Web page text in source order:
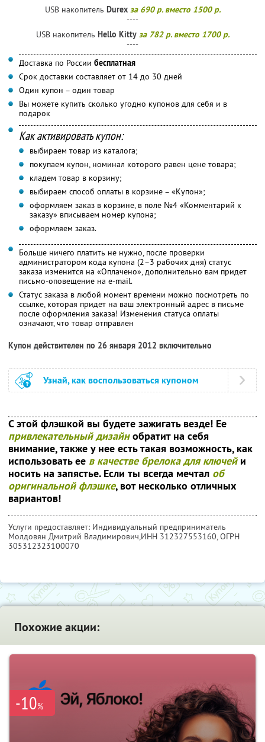
USB накопитель Durex за 690 р. вместо 1500 р.
----
USB накопитель Hello Kitty за 782 р. вместо 1700 р.
----
Доставка по России бесплатная
Срок доставки составляет от 14 до 30 дней
Один купон – один товар
Вы можете купить сколько угодно купонов для себя и в
подарок
Как активировать купон:
выбираем товар из каталога;
покупаем купон, номинал которого равен цене товара;
кладем товар в корзину;
выбираем способ оплаты в корзине – «Купон»;
оформляем заказ в корзине, в поле №4 «Комментарий к
заказу» вписываем номер купона;
оформляем заказ.
Больше ничего платить не нужно, после проверки
администратором кода купона (2–3 рабочих дня) статус
заказа изменится на «Оплачено», дополнительно вам придет
письмо-оповещение на e-mail.
Статус заказа в любой момент времени можно посмотреть по
ссылке, которая придет на ваш электронный адрес в письме
после оформления заказа! Изменения статуса оплаты
означают, что товар отправлен
Купон действителен по 26 января 2012 включительно
Узнай, как воспользоваться купоном
С этой флэшкой вы будете зажигать везде! Ее
привлекательный дизайнобратит на себя
внимание, также у нее есть такая возможность, как
использовать ее в качестве брелока для ключейи
носить на запястье. Если ты всегда мечтал об
оригинальной флэшке, вот несколько отличных
вариантов!
Услуги предоставляет: Индивидуальный предприниматель
Молдовян Дмитрий Владимирович,ИНН 312327553160, ОГРН
305312323100070
Похожие акции:
-10%